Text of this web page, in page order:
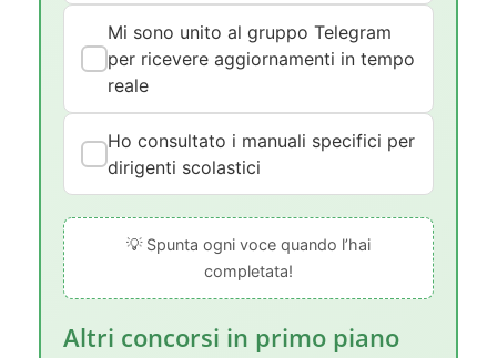
Mi sono unito al gruppo Telegram
per ricevere aggiornamenti in tempo
reale
Ho consultato i manuali specifici per
dirigenti scolastici
💡 Spunta ogni voce quando l’hai
completata!
Altri concorsi in primo piano